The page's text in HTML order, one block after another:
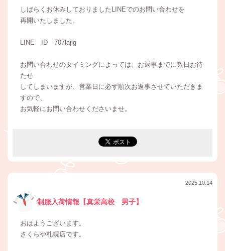
しばらくお休みしておりましたLINEでのお問い合わせを
再開いたしました。
LINE ID 707lajlg
お問い合わせのタイミングによっては、お返事までに数日お待
たせ
してしまいますが、営業日に必ず順次お返事させていただきま
すので、
お気軽にお問い合わせくださいませ。
2025.10.14
制服入荷情報【真栄高校 男子】
おはようございます。
さくらや札幌店です。